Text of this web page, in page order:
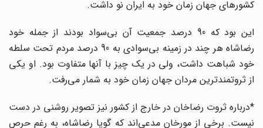
کشورهای جهان زمان خود به ایران نو داشت.
این بود که 90 درصد جمعیت آن بی‌سواد بودند از جمله خود
رضاشاه هر چند در زمینه بی‌سوادی به 90 درصد مردم تحت سلطه
خود شباهت داشت، ولی در یک چیز با آنها متفاوت بود. او یکی
از ثروتمندترین مردان جهان زمان خود به شمار می‌رفت.
*درباره ثروت رضاخان در خارج از کشور نیز تصویر روشنی در دست
نیست. برخی از مورخان مدعی‌اند که گویا رضاشاه، به رغم حرص